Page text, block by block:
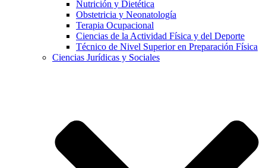
Nutrición y Dietética
Obstetricia y Neonatología
Terapia Ocupacional
Ciencias de la Actividad Física y del Deporte
Técnico de Nivel Superior en Preparación Física
Ciencias Jurídicas y Sociales